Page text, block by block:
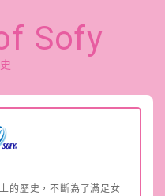
Sofy
的歷史，不斷為了滿足女